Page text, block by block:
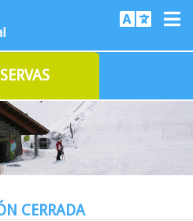
CERRADA